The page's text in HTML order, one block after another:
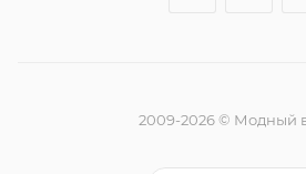
2009-2026 © Модный